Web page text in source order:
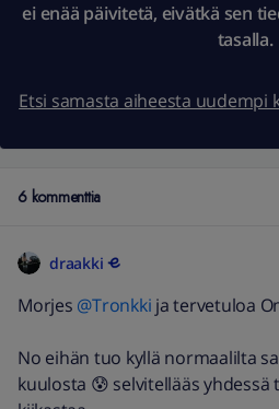
ei enää päivitetä, eivätkä sen
tasalla.
Etsi samasta aiheesta uudempi
6 kommenttia
draakki
Morjes @Tronkki ja tervetuloa
No eihän tuo kyllä normaalilta
kuulosta 😰 selvitellääs